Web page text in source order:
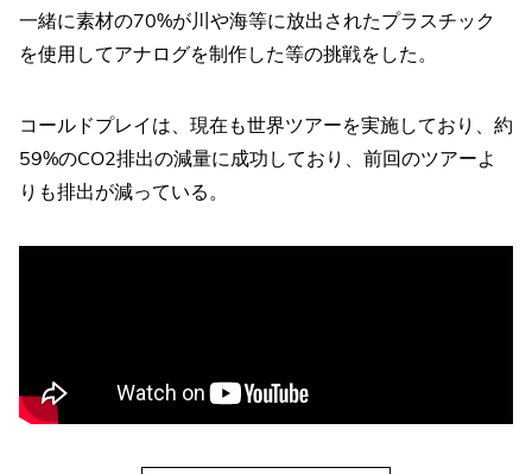
一緒に素材の70%が川や海等に放出されたプラスチック
を使用してアナログを制作した等の挑戦をした。
コールドプレイは、現在も世界ツアーを実施しており、約
59%のCO2排出の減量に成功しており、前回のツアーよ
りも排出が減っている。